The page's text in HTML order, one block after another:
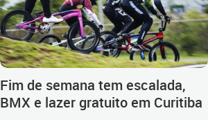
Fim de semana tem escalada,
BMX e lazer gratuito em Curitiba